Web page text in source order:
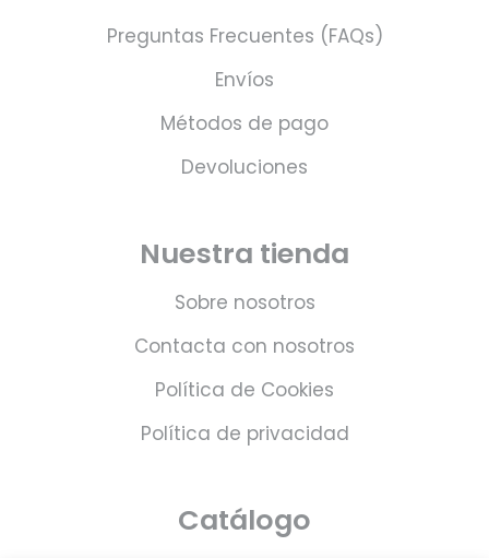
Preguntas Frecuentes (FAQs)
Envíos
Métodos de pago
Devoluciones
Nuestra tienda
Sobre nosotros
Contacta con nosotros
Política de Cookies
Política de privacidad
Catálogo